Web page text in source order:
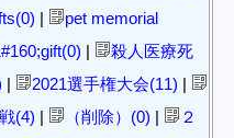
|
pet memorial
|
殺人医療死
| 2021選手権大会(11) |
(4) | （削除）(0) |
２